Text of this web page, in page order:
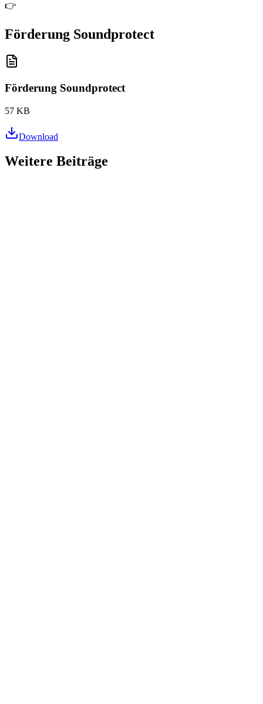
👉
Förderung Soundprotect
Förderung Soundprotect
57 KB
Download
Weitere Beiträge